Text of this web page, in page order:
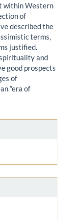
within Western
of
described the
terms,
justified.
and
good prospects
of
“era of